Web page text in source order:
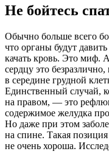
Не бойтесь
Обычно больше всего
что органы будут
качать кровь. Это миф.
сердцу это
в середине грудной
Единственный случай,
на правом, — это
содержимое желудка
Но даже при этом
на спине. Такая
не очень хороша.